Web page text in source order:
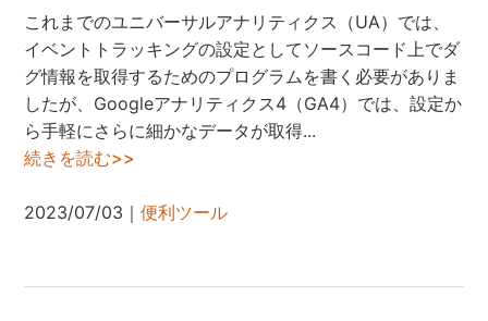
これまでのユニバーサルアナリティクス（UA）では、
イベントトラッキングの設定としてソースコード上でダ
グ情報を取得するためのプログラムを書く必要がありま
したが、Googleアナリティクス4（GA4）では、設定か
ら手軽にさらに細かなデータが取得...
続きを読む>>
2023/07/03｜便利ツール